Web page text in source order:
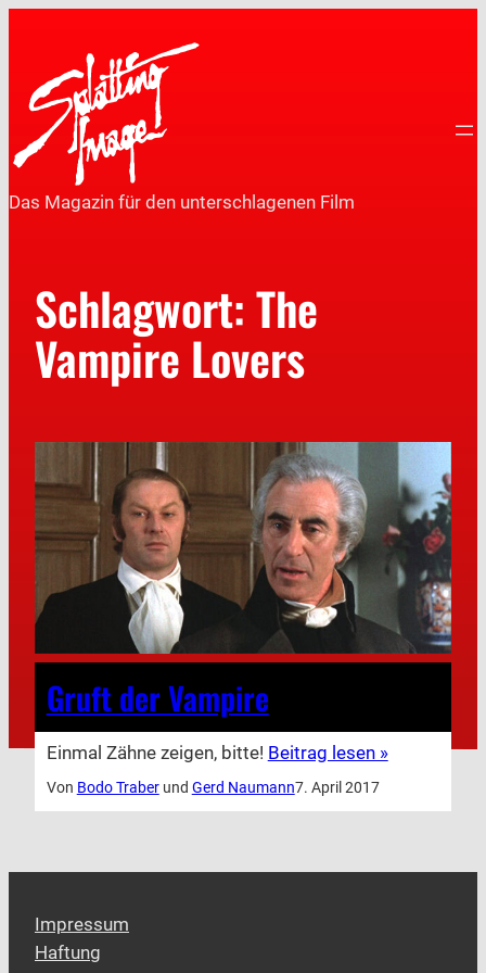
Das Magazin für den unterschlagenen Film
Schlagwort:The
Vampire Lovers
Gruft der Vampire
Einmal Zähne zeigen, bitte! Beitrag lesen »
Von Bodo Traberund Gerd Naumann7. April 2017
Impressum
Haftung